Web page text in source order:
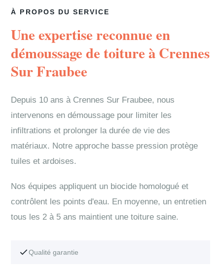
À PROPOS DU SERVICE
Une expertise reconnue en
démoussage de toiture à Crennes
Sur Fraubee
Depuis 10 ans à Crennes Sur Fraubee, nous
intervenons en démoussage pour limiter les
infiltrations et prolonger la durée de vie des
matériaux. Notre approche basse pression protège
tuiles et ardoises.
Nos équipes appliquent un biocide homologué et
contrôlent les points d'eau. En moyenne, un entretien
tous les 2 à 5 ans maintient une toiture saine.
Qualité garantie